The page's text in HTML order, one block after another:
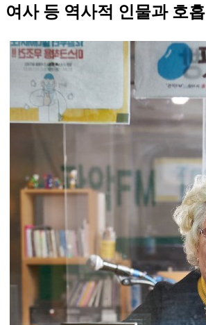
여사 등 역사적 인물과 호흡